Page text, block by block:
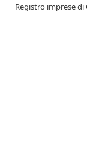
Registro imprese di